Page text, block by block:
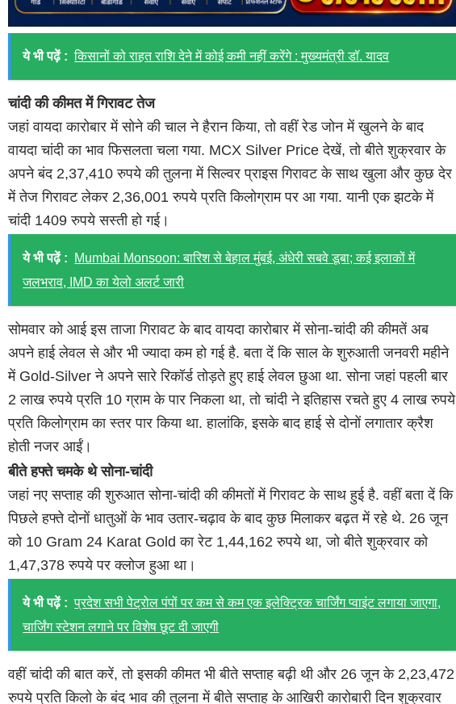
ये भी पढ़ें : किसानों को राहत राशि देने में कोई कमी नहीं करेंगे : मुख्यमंत्री डॉ. यादव
चांदी की कीमत में गिरावट तेज
जहां वायदा कारोबार में सोने की चाल ने हैरान किया, तो वहीं रेड जोन में खुलने के बाद
वायदा चांदी का भाव फिसलता चला गया. MCX Silver Price देखें, तो बीते शुक्रवार के
अपने बंद 2,37,410 रुपये की तुलना में सिल्वर प्राइस गिरावट के साथ खुला और कुछ देर
में तेज गिरावट लेकर 2,36,001 रुपये प्रति किलोग्राम पर आ गया. यानी एक झटके में
चांदी 1409 रुपये सस्ती हो गई।
ये भी पढ़ें :
Mumbai Monsoon: बारिश से बेहाल मुंबई, अंधेरी सबवे डूबा; कई इलाकों में
जलभराव, IMD का येलो अलर्ट जारी
सोमवार को आई इस ताजा गिरावट के बाद वायदा कारोबार में सोना-चांदी की कीमतें अब
अपने हाई लेवल से और भी ज्यादा कम हो गई है. बता दें कि साल के शुरुआती जनवरी महीने
में Gold-Silver ने अपने सारे रिकॉर्ड तोड़ते हुए हाई लेवल छुआ था. सोना जहां पहली बार
2 लाख रुपये प्रति 10 ग्राम के पार निकला था, तो चांदी ने इतिहास रचते हुए 4 लाख रुपये
प्रति किलोग्राम का स्तर पार किया था. हालांकि, इसके बाद हाई से दोनों लगातार क्रैश
होती नजर आईं।
बीते हफ्ते चमके थे सोना-चांदी
जहां नए सप्ताह की शुरुआत सोना-चांदी की कीमतों में गिरावट के साथ हुई है. वहीं बता दें कि
पिछले हफ्ते दोनों धातुओं के भाव उतार-चढ़ाव के बाद कुछ मिलाकर बढ़त में रहे थे. 26 जून
को 10 Gram 24 Karat Gold का रेट 1,44,162 रुपये था, जो बीते शुक्रवार को
1,47,378 रुपये पर क्लोज हुआ था।
ये भी पढ़ें : प्रदेश सभी पेट्रोल पंपों पर कम से कम एक इलेक्ट्रिक चार्जिंग प्वाइंट लगाया जाएगा,
चार्जिंग स्टेशन लगाने पर विशेष छूट दी जाएगी
वहीं चांदी की बात करें, तो इसकी कीमत भी बीते सप्ताह बढ़ी थी और 26 जून के 2,23,472
रुपये प्रति किलो के बंद भाव की तुलना में बीते सप्ताह के आखिरी कारोबारी दिन शुक्रवार